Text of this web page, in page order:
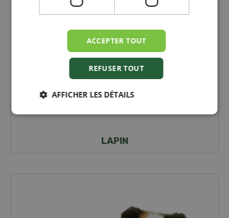
LAPIN
ACCEPTER TOUT
REFUSER TOUT
AFFICHER LES DÉTAILS